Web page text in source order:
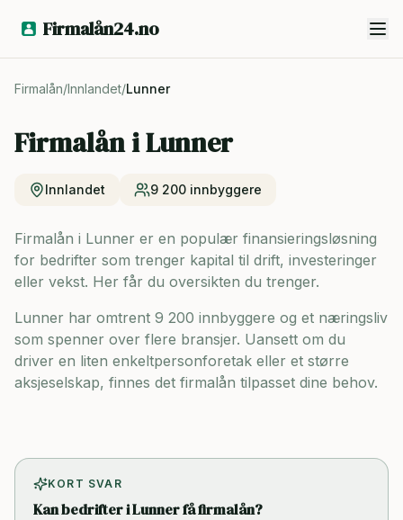
Firmalån24.no
Firmalån/Innlandet/Lunner
Firmalån iLunner
Innlandet 9 200 innbyggere
Firmalån i Lunner er en populær finansieringsløsning
for bedrifter som trenger kapital til drift, investeringer
eller vekst. Her får du oversikten du trenger.
Lunner har omtrent 9 200 innbyggere og et næringsliv
som spenner over flere bransjer. Uansett om du
driver en liten enkeltpersonforetak eller et større
aksjeselskap, finnes det firmalån tilpasset dine behov.
KORT SVAR
Kan bedrifter i Lunner få firmalån?